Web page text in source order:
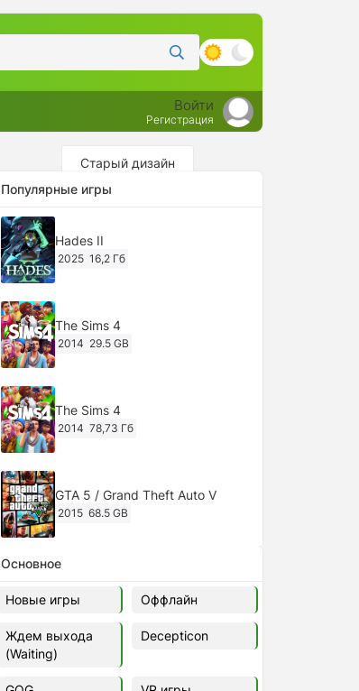
Войти
Регистрация
Старый дизайн
Популярные игры
Hades II
2025 16,2 Гб
The Sims 4
2014 29.5 GB
The Sims 4
2014 78,73 Гб
GTA 5 / Grand Theft Auto V
2015 68.5 GB
Ghost of Tsushima: Director's Cut
v.1053.8.1023.1614 [RePack
Decepticon] (2024)
2024
Cyberpunk 2077
49.4 GB
Основное
Новые игры Оффлайн
Ждем выхода
(Waiting)
Decepticon